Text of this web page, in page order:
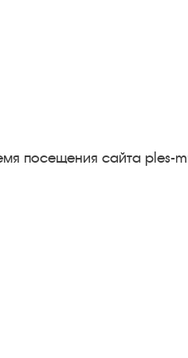
Турфирмам
посещения сайта